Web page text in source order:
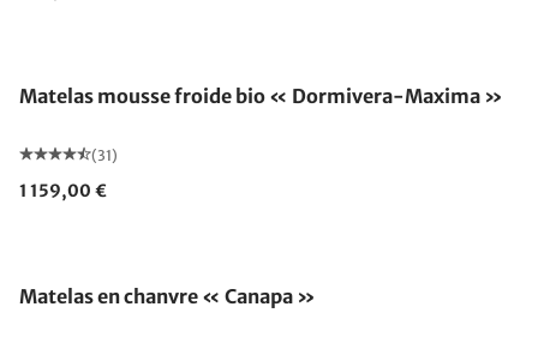
Matelas mousse froide bio « Dormivera-Maxima »
(31)
1 159,00 €
Matelas en chanvre « Canapa »